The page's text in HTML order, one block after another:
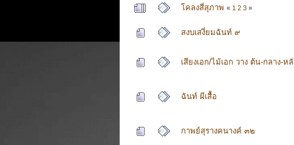
โคลงสี่สุภาพ « 1 2 3 »
สงบเสงี่ยมฉันท์ ๙
เสียงเอก/ไม้เอก วาง ต้น-กลาง-ห
ฉันท์ ผีเสื้อ
กาพย์สุรางคนางค์ ๓๒